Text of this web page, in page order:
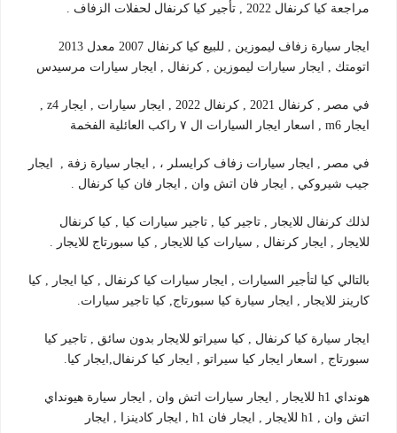
مراجعة كيا كرنفال 2022 , تأجير كيا كرنفال لحفلات الزفاف .
ايجار سيارة زفاف ليموزين , للبيع كيا كرنفال 2007 معدل 2013
اتومتك , ايجار سيارات ليموزين , كرنفال , ايجار سيارات مرسيدس
في مصر , كرنفال 2021 , كرنفال 2022 , ايجار سيارات , ايجار z4 ,
ايجار m6 , اسعار ايجار السيارات ال ٧ راكب العائلية الفخمة
في مصر , ايجار سيارات زفاف كرايسلر ، , ايجار سيارة زفة , ايجار
جيب شيروكي , ايجار فان اتش وان , ايجار فان كيا كرنفال .
لذلك كرنفال للايجار , تاجير كيا , تاجير سيارات كيا , كيا كرنفال
للايجار , ايجار كرنفال , سيارات كيا للايجار , كيا سبورتاج للايجار .
بالتالي كيا لتأجير السيارات , ايجار سيارات كيا كرنفال , كيا ايجار , كيا
كارينز للايجار , ايجار سيارة كيا سبورتاج, كيا تاجير سيارات.
ايجار سيارة كيا كرنفال , كيا سيراتو للايجار بدون سائق , تاجير كيا
سبورتاج , اسعار ايجار كيا سيراتو , ايجار كيا كرنفال,ايجار كيا.
هونداي h1 للايجار , ايجار سيارات اتش وان , ايجار سيارة هيونداي
اتش وان , h1 للايجار , ايجار فان h1 , ايجار كادينزا , ايجار